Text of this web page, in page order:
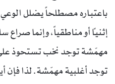
باعتباره مصطلحاً يضلل
إثنياً أو مناطقياً، وإنما
مهمّشة توجد نخب تستحوذ على
توجد أغلبية مهمّشة. لذا فإن